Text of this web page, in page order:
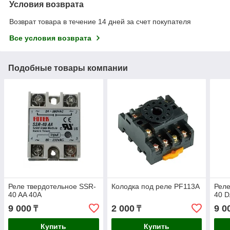
Условия возврата
Возврат товара в течение 14 дней за счет покупателя
Все условия возврата
Подобные товары компании
Реле твердотельное SSR-
40 AA 40A
9 000 ₸
Купить
Колодка под реле PF113A
2 000₸
Купить
40
9